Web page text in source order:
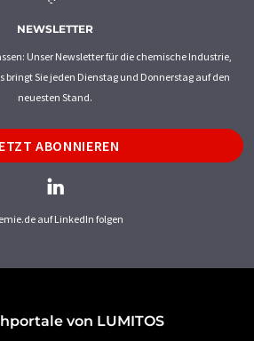
NEWSLETTER
Unser Newsletter für die chemische Industrie,
bringt Sie jeden Dienstag und Donnerstag auf den
neuesten Stand.
ABONNIEREN
auf LinkedIn folgen
von LUMITOS